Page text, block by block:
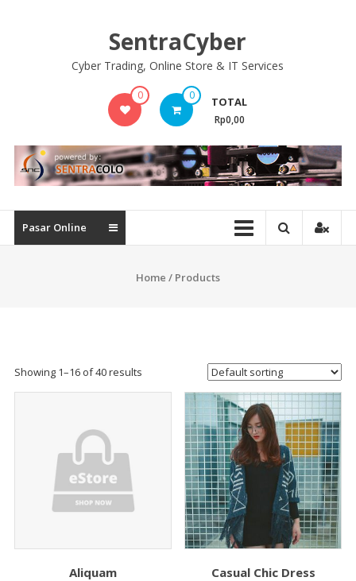
SentraCyber
Cyber Trading, Online Store & IT Services
0 0 TOTAL
Rp0,00
Pasar Online
Home / Products
Showing 1–16 of 40 results
Aliquam Casual Chic Dress